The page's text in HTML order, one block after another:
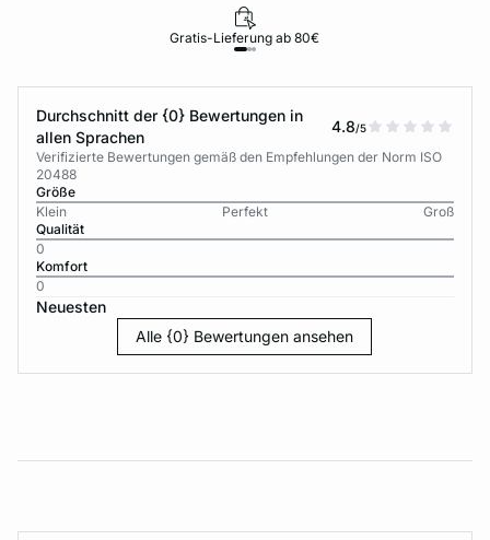
Gratis-Lieferung ab 80€
Durchschnitt der {0} Bewertungen in
allen Sprachen
4.8/5
Verifizierte Bewertungen gemäß den Empfehlungen der Norm ISO
20488
Größe
Klein
Perfekt
Groß
Qualität
0
Komfort
0
Neuesten
Alle {0} Bewertungen ansehen